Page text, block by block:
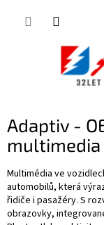
Adaptiv -
Multimédia ve
automobilů, která
řidiče i pasažéry. S
obrazovky,